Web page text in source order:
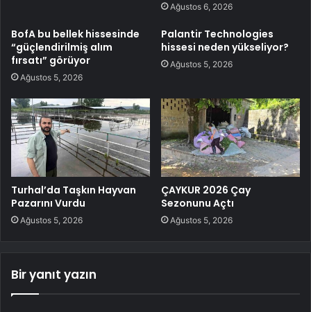
Ağustos 6, 2026
BofA bu bellek hissesinde
“güçlendirilmiş alım
fırsatı” görüyor
Ağustos 5, 2026
Palantir Technologies
hissesi neden yükseliyor?
Ağustos 5, 2026
Turhal’da Taşkın Hayvan
Pazarını Vurdu
Ağustos 5, 2026
ÇAYKUR 2026 Çay
Sezonunu Açtı
Ağustos 5, 2026
Bir yanıt yazın